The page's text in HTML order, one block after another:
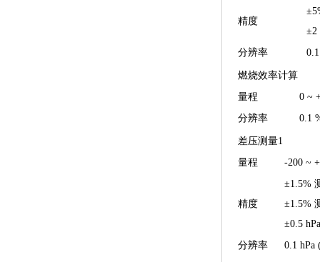
精度
±2
分辨率
燃烧效率计算
量程
0 ~
分辨率
0.1
差压测量1
量程
-200 ~
精度
±1.5%
±1.5%
±0.5
分辨率
0.1 hPa